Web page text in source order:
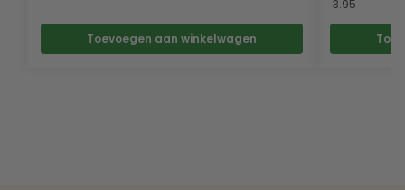
Toevoegen aan winkelwagen
3.95